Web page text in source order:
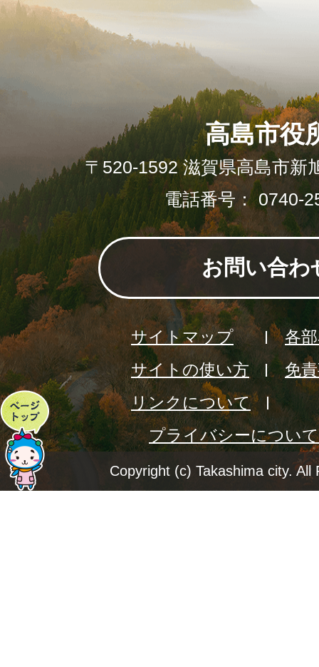
ペ
ー
ジ
高島市役
〒520-1592 滋賀県高島市新
電話番号： 0740-
お問い合わ
サイトマップ
各
サイトの使い方
免
リンクについて
プライバシーについて
Copyright (c) Takashima city. All